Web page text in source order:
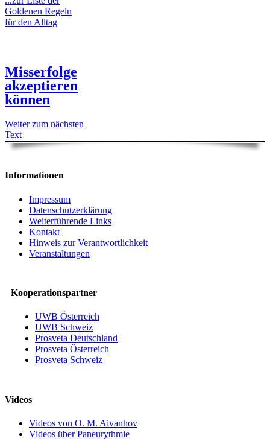
Goldenen Regeln
für den Alltag
Misserfolge
akzeptieren
können
Weiter zum nächsten
Text
Informationen
Impressum
Datenschutzerklärung
Weiterführende Links
Kontakt
Hinweis zur Verantwortlichkeit
Veranstaltungen
Kooperationspartner
UWB Österreich
UWB Schweiz
Prosveta Deutschland
Prosveta Österreich
Prosveta Schweiz
Videos
Videos von O. M. Aivanhov
Videos über Paneurythmie